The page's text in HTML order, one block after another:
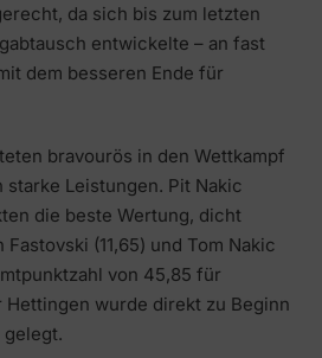
da sich bis zum letzten
entwickelte – an fast
dem besseren Ende für
bravourös in den Wettkampf
starke Leistungen. Pit Nakic
die beste Wertung, dicht
(11,65) und Tom Nakic
von 45,85 für
wurde direkt zu Beginn
gelegt.